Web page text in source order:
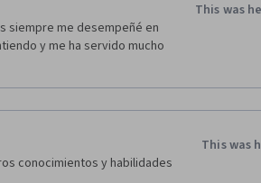
siempre me desempeñé en
y me ha servido mucho
This was
conocimientos y habilidades
This was